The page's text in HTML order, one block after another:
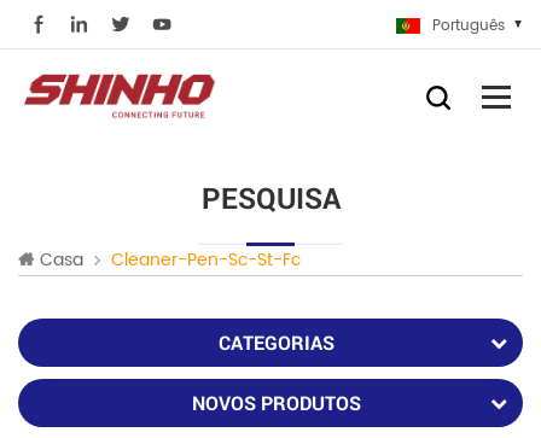
Português
PESQUISA
Casa Cleaner-Pen-Sc-St-Fc
CATEGORIAS
NOVOS PRODUTOS